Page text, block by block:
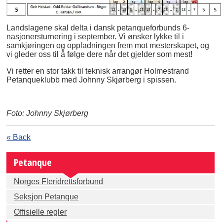
Landslagene skal delta i dansk petanqueforbunds 6-
nasjonersturnering i september. Vi ønsker lykke til i
samkjøringen og oppladningen frem mot mesterskapet, og
vi gleder oss til å følge dere når det gjelder som mest!
Vi retter en stor takk til teknisk arrangør Holmestrand
Petanqueklubb med Johnny Skjørberg i spissen.
Foto: Johnny Skjørberg
« Back
Petanque
Norges Fleridrettsforbund
Seksjon Petanque
Offisielle regler